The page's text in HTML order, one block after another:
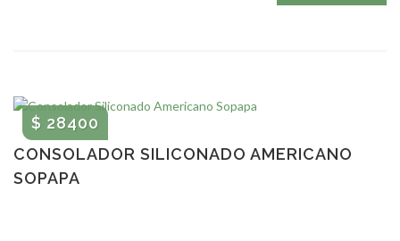
CONSOLADOR SILICONADO AMERICANO
SOPAPA
$ 28400